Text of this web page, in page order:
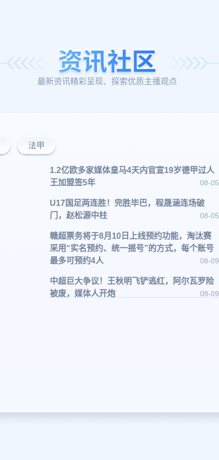
最新资讯精彩呈现、探索优质主播观点
法甲
1.2亿欧多家媒体皇马4天内官宣19岁德甲过人
王加盟签5年
08-05
U17国足两连胜！完胜毕巴，程晟涵连场破
门，赵松源中柱
08-05
赣超票务将于8月10日上线预约功能，淘汰赛
采用“实名预约、统一摇号”的方式，每个账号
最多可预约4人
08-09
中超巨大争议！王秋明飞铲逃红，阿尔瓦罗险
被废，媒体人开炮
08-09